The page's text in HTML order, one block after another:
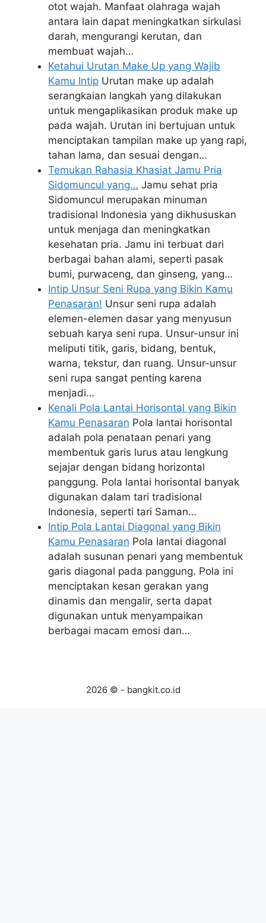
otot wajah. Manfaat olahraga wajah
antara lain dapat meningkatkan sirkulasi
darah, mengurangi kerutan, dan
membuat wajah…
Ketahui Urutan Make Up yang Wajib
Kamu Intip Urutan make up adalah
serangkaian langkah yang dilakukan
untuk mengaplikasikan produk make up
pada wajah. Urutan ini bertujuan untuk
menciptakan tampilan make up yang rapi,
tahan lama, dan sesuai dengan…
Temukan Rahasia Khasiat Jamu Pria
Sidomuncul yang… Jamu sehat pria
Sidomuncul merupakan minuman
tradisional Indonesia yang dikhususkan
untuk menjaga dan meningkatkan
kesehatan pria. Jamu ini terbuat dari
berbagai bahan alami, seperti pasak
bumi, purwaceng, dan ginseng, yang…
Intip Unsur Seni Rupa yang Bikin Kamu
Penasaran! Unsur seni rupa adalah
elemen-elemen dasar yang menyusun
sebuah karya seni rupa. Unsur-unsur ini
meliputi titik, garis, bidang, bentuk,
warna, tekstur, dan ruang. Unsur-unsur
seni rupa sangat penting karena
menjadi…
Kenali Pola Lantai Horisontal yang Bikin
Kamu Penasaran Pola lantai horisontal
adalah pola penataan penari yang
membentuk garis lurus atau lengkung
sejajar dengan bidang horizontal
panggung. Pola lantai horisontal banyak
digunakan dalam tari tradisional
Indonesia, seperti tari Saman…
Intip Pola Lantai Diagonal yang Bikin
Kamu Penasaran Pola lantai diagonal
adalah susunan penari yang membentuk
garis diagonal pada panggung. Pola ini
menciptakan kesan gerakan yang
dinamis dan mengalir, serta dapat
digunakan untuk menyampaikan
berbagai macam emosi dan…
2026 © - bangkit.co.id